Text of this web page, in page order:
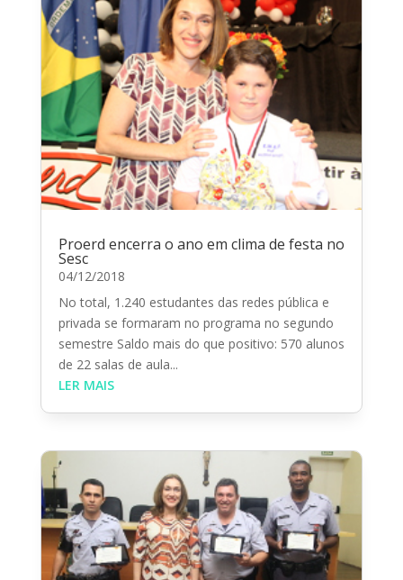
Proerd encerra o ano em clima de festa no
Sesc
04/12/2018
No total, 1.240 estudantes das redes pública e
privada se formaram no programa no segundo
semestre Saldo mais do que positivo: 570 alunos
de 22 salas de aula...
LER MAIS